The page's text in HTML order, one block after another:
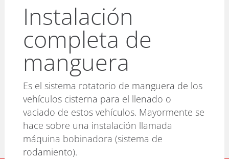
Instalación
completa de
manguera
Es el sistema rotatorio de manguera de los
vehículos cisterna para el llenado o
vaciado de estos vehículos. Mayormente se
hace sobre una instalación llamada
máquina bobinadora (sistema de
rodamiento).